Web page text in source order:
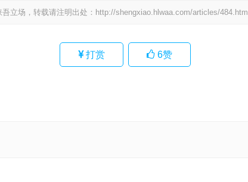
立场，转载请注明出处： http://shengxiao.hlwaa.com/articles/484.html
打赏 6赞